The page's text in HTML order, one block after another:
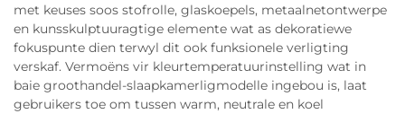
met keuses soos stofrolle, glaskoepels, metaalnetontwerpe
en kunsskulptuuragtige elemente wat as dekoratiewe
fokuspunte dien terwyl dit ook funksionele verligting
verskaf. Vermoëns vir kleurtemperatuurinstelling wat in
baie groothandel-slaapkamerligmodelle ingebou is, laat
gebruikers toe om tussen warm, neutrale en koel